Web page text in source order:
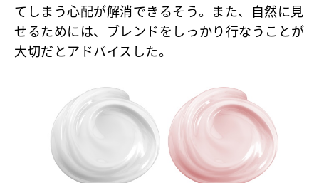
てしまう心配が解消できるそう。また、
自然に見
せるためには、ブレンドをしっかり行なうことが
大切だとアドバイスした。